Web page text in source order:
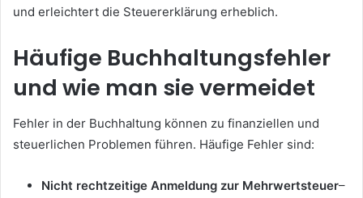
und erleichtert die Steuererklärung erheblich.
Häufige Buchhaltungsfehler
und wie man sie vermeidet
Fehler in der Buchhaltung können zu finanziellen und
steuerlichen Problemen führen. Häufige Fehler sind:
Nicht rechtzeitige Anmeldung zur Mehrwertsteuer–